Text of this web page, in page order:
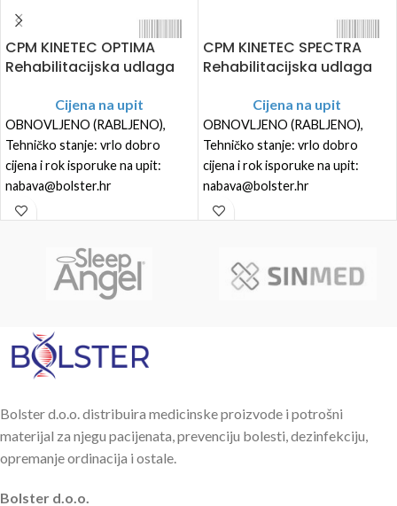
CPM KINETEC OPTIMA
Rehabilitacijska udlaga
Cijena na upit
OBNOVLJENO (RABLJENO),
Tehničko stanje: vrlo dobro
cijena i rok isporuke na upit:
nabava@bolster.hr
CPM KINETEC SPECTRA
Rehabilitacijska udlaga
Cijena na upit
OBNOVLJENO (RABLJENO),
Tehničko stanje: vrlo dobro
cijena i rok isporuke na upit:
nabava@bolster.hr
Bolster d.o.o. distribuira medicinske proizvode i potrošni
materijal za njegu pacijenata, prevenciju bolesti, dezinfekciju,
opremanje ordinacija i ostale.
Bolster d.o.o.